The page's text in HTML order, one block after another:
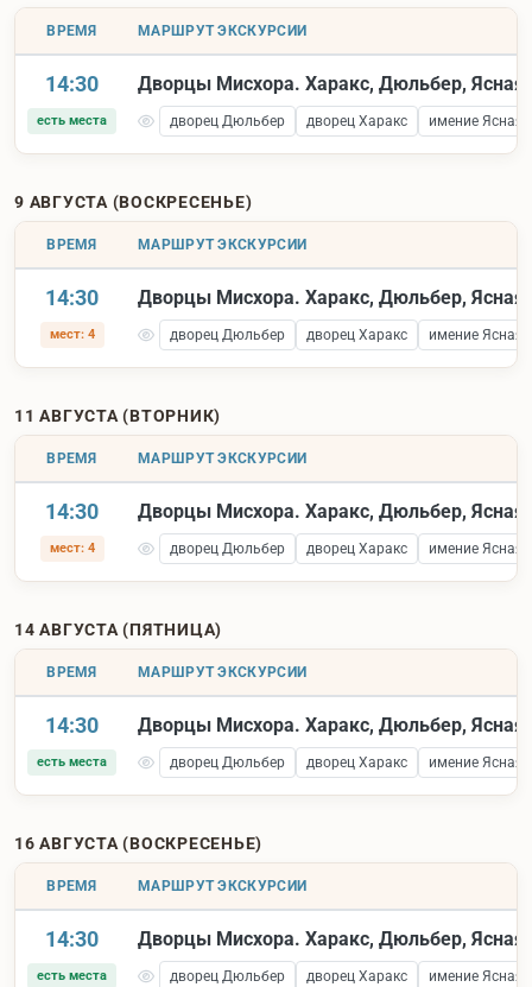
ВРЕМЯ МАРШРУТ ЭКСКУРСИИ
14:30
есть места
Дворцы Мисхора. Харакс, Дюльбер, Ясная
дворец Дюльбер дворец Харакс имение Ясная
9 АВГУСТА (ВОСКРЕСЕНЬЕ)
ВРЕМЯ МАРШРУТ ЭКСКУРСИИ
14:30
мест: 4
Дворцы Мисхора. Харакс, Дюльбер, Ясная
дворец Дюльбер дворец Харакс имение Ясная
11 АВГУСТА (ВТОРНИК)
ВРЕМЯ МАРШРУТ ЭКСКУРСИИ
14:30
мест: 4
Дворцы Мисхора. Харакс, Дюльбер, Ясная
дворец Дюльбер дворец Харакс имение Ясная
14 АВГУСТА (ПЯТНИЦА)
ВРЕМЯ МАРШРУТ ЭКСКУРСИИ
14:30
есть места
Дворцы Мисхора. Харакс, Дюльбер, Ясная
дворец Дюльбер дворец Харакс имение Ясная
16 АВГУСТА (ВОСКРЕСЕНЬЕ)
ВРЕМЯ МАРШРУТ ЭКСКУРСИИ
14:30
есть места
Дворцы Мисхора. Харакс, Дюльбер, Ясная
дворец Дюльбер дворец Харакс имение Ясная